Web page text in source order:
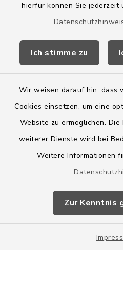
hierfür können Sie jederzeit
Ich stimme zu
Wir weisen darauf hin, dass
Cookies einsetzen, um eine
Website zu ermöglichen.
weiterer Dienste wird bei
Weitere Informationen
Zur Kenntnis
Amtsbroschüre
Wege-Zweckverband